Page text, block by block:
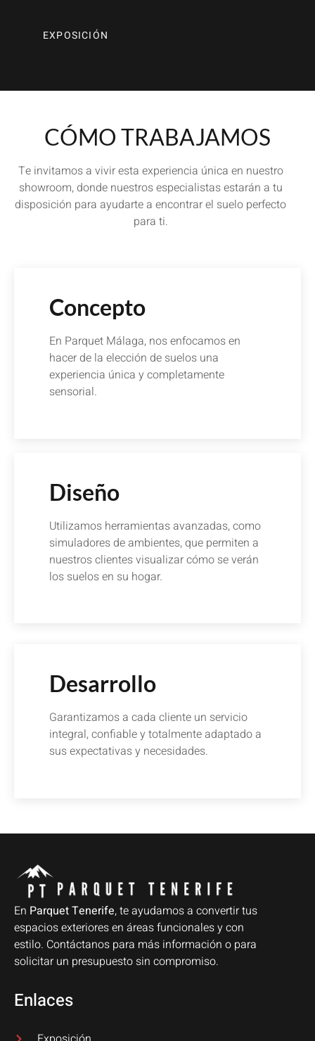
EXPOSICIÓN
CÓMO TRABAJAMOS
Te invitamos a vivir esta experiencia única en nuestro
showroom, donde nuestros especialistas estarán a tu
disposición para ayudarte a encontrar el suelo perfecto
para ti.
Concepto
En Parquet Málaga, nos enfocamos en
hacer de la elección de suelos una
experiencia única y completamente
sensorial.
Diseño
Utilizamos herramientas avanzadas, como
simuladores de ambientes, que permiten a
nuestros clientes visualizar cómo se verán
los suelos en su hogar.
Desarrollo
Garantizamos a cada cliente un servicio
integral, confiable y totalmente adaptado a
sus expectativas y necesidades.
En Parquet Tenerife, te ayudamos a convertir tus
espacios exteriores en áreas funcionales y con
estilo. Contáctanos para más información o para
solicitar un presupuesto sin compromiso.
Enlaces